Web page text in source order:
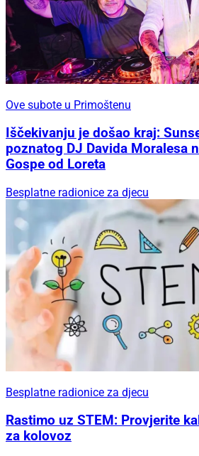
Ove subote u Primoštenu
Iščekivanju je došao kraj:
poznatog DJ Davida Moralesa
Gospe od Loreta
Besplatne radionice za djecu
Besplatne radionice za djecu
Rastimo uz STEM: Provjerite
za kolovoz